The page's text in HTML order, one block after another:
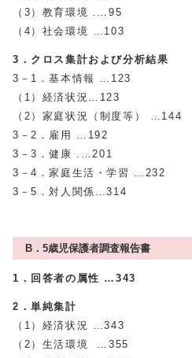
（3）教育環境 .…95
（4）社会環境 …103
3．クロス集計および分析結果
3－1．基本情報 …123
（1）経済状況…123
（2）家庭状況（制度等） …144
3－2．雇用 …192
3－3．健康 .…201
3－4．家庭生活・学習 …232
3－5．対人関係…314
B．5歳児保護者調査報告書
1．回答者の属性 …343
2．単純集計
（1）経済状況 …343
（2）生活環境 …355